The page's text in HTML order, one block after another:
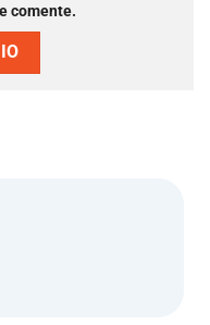
comente.